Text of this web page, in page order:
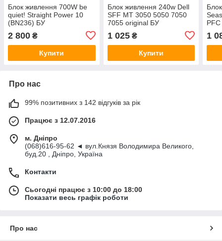
Блок живлення 700W be
quiet! Straight Power 10
(BN236) БУ
2 800 ₴
Купити
Блок живлення 240w Dell
SFF MT 3050 5050 7050
7055 original БУ
1 025₴
Купити
1
Про нас
99% позитивних з 142 відгуків за рік
Працює з 12.07.2016
м. Дніпро
(068)616-95-62 ◄ вул.Князя Володимира Великого,
буд.20 , Дніпро, Україна
Контакти
Сьогодні працює з 10:00 до 18:00
Показати весь графік роботи
Про нас